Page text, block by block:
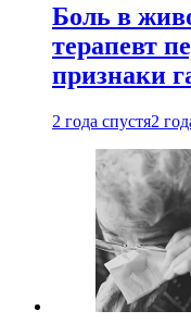
Боль в
терапевт
признаки
2 года спустя2